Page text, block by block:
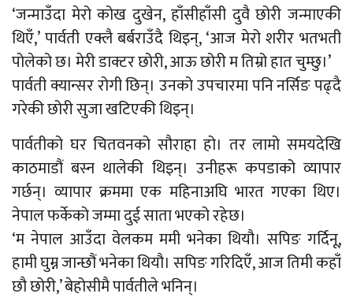
‘जन्माउँदा मेरो कोख दुखेन, हाँसीहाँसी दुवै छोरी जन्माएकी
थिएँ,’ पार्वती एक्लै बर्बराउँदै थिइन्, ‘आज मेरो शरीर भतभती
पोलेको छ। मेरी डाक्टर छोरी, आऊ छोरी म तिम्रो हात चुम्छु।’
पार्वती क्यान्सर रोगी छिन्। उनको उपचारमा पनि नर्सिङ पढ्दै
गरेकी छोरी सुजा खटिएकी थिइन्।
पार्वतीको घर चितवनको सौराहा हो। तर लामो समयदेखि
काठमाडौं बस्न थालेकी थिइन्। उनीहरू कपडाको व्यापार
गर्छन्। व्यापार क्रममा एक महिनाअघि भारत गएका थिए।
नेपाल फर्केको जम्मा दुई साता भएको रहेछ।
‘म नेपाल आउँदा वेलकम ममी भनेका थियौ। सपिङ गर्दिनू,
हामी घुम्न जान्छौं भनेका थियौ। सपिङ गरिदिएँ, आज तिमी कहाँ
छौ छोरी,’ बेहोसीमै पार्वतीले भनिन्।